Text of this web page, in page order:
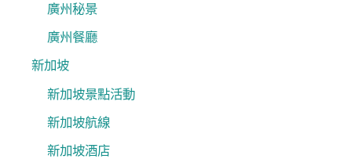
廣州秘景
廣州餐廳
新加坡
新加坡景點活動
新加坡航線
新加坡酒店